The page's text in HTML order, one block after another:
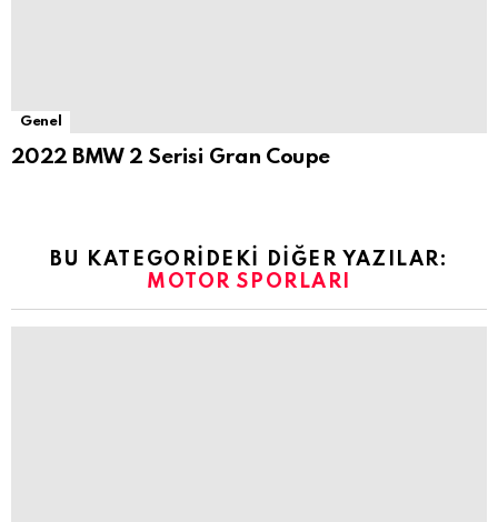
Genel
2022 BMW 2 Serisi Gran Coupe
BU KATEGORIDEKI DIĞER YAZILAR:
MOTOR SPORLARI